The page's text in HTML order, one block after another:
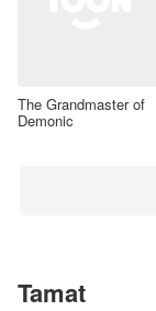
The Grandmaster of
Demonic
Tamat